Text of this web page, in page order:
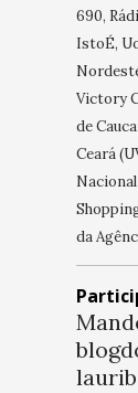
690,
IstoÉ,
Victory
de
Ceará
da